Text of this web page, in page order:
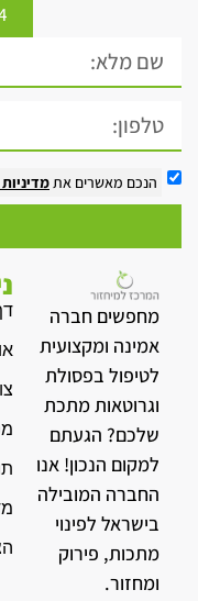
הנכם מאשרים את
מחפשים חברה
אמינה ומקצועית
לטיפול בפסולת
וגרוטאות מתכת
שלכם? הגעתם
למקום הנכון! אנו
החברה המובילה
בישראל לפינוי
מתכות, פירוק
ומחזור.